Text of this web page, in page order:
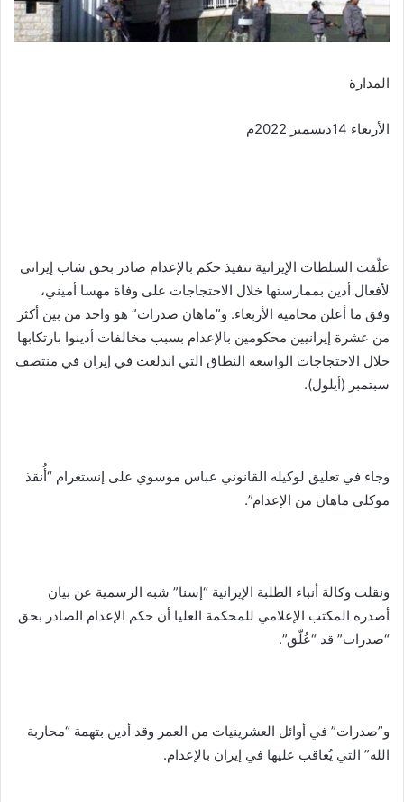
المدارة
الأربعاء 14ديسمبر 2022م
علّقت السلطات الإيرانية تنفيذ حكم بالإعدام صادر بحق شاب إيراني
لأفعال أدين بممارستها خلال الاحتجاجات على وفاة مهسا أميني،
وفق ما أعلن محاميه الأربعاء. و”ماهان صدرات” هو واحد من بين أكثر
من عشرة إيرانيين محكومين بالإعدام بسبب مخالفات أدينوا بارتكابها
خلال الاحتجاجات الواسعة النطاق التي اندلعت في إيران في منتصف
سبتمبر (أيلول).
وجاء في تعليق لوكيله القانوني عباس موسوي على إنستغرام “أُنقذ
موكلي ماهان من الإعدام”.
ونقلت وكالة أنباء الطلبة الإيرانية “إسنا” شبه الرسمية عن بيان
أصدره المكتب الإعلامي للمحكمة العليا أن حكم الإعدام الصادر بحق
“صدرات” قد “عُلّق”.
و”صدرات” في أوائل العشرينيات من العمر وقد أدين بتهمة “محاربة
الله” التي يُعاقب عليها في إيران بالإعدام.